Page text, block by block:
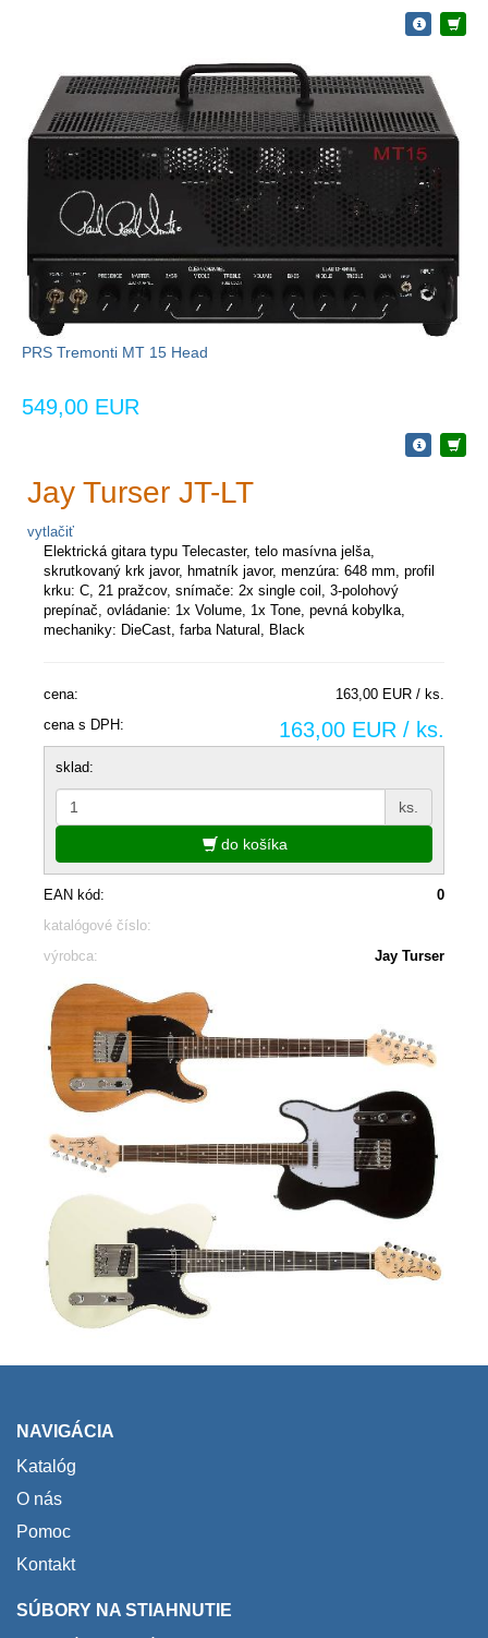
PRS Tremonti MT 15 Head
549,00 EUR
Jay Turser JT-LT
vytlačiť
Elektrická gitara typu Telecaster, telo masívna jelša,
skrutkovaný krk javor, hmatník javor, menzúra: 648 mm, profil
krku: C, 21 pražcov, snímače: 2x single coil, 3-polohový
prepínač, ovládanie: 1x Volume, 1x Tone, pevná kobylka,
mechaniky: DieCast, farba Natural, Black
cena:
163,00 EUR / ks.
cena s DPH:
163,00 EUR / ks.
sklad:
ks.
do košíka
EAN kód:
0
katalógové číslo:
výrobca:
Jay Turser
NAVIGÁCIA
Katalóg
O nás
Pomoc
Kontakt
SÚBORY NA STIAHNUTIE